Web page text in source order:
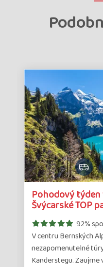
Pohodový
Švýcarské TOP
ceně
92%
V centru Bernských
nezapomenutelné
Kanderstegu.
zájazdu